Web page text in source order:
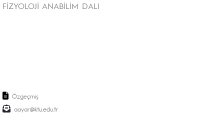
FİZYOLOJİ ANABİLİM DALI
Özgeçmiş
aayar